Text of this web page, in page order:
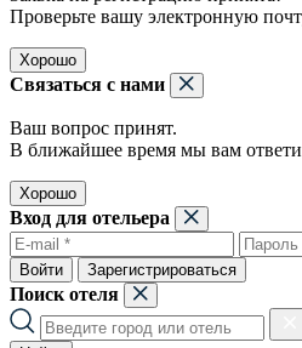
Проверьте вашу электронную
Хорошо
Связаться с нами
Ваш вопрос принят.
В ближайшее время мы вам
Хорошо
Вход для отельера
Войти Зарегистрироваться
Поиск отеля